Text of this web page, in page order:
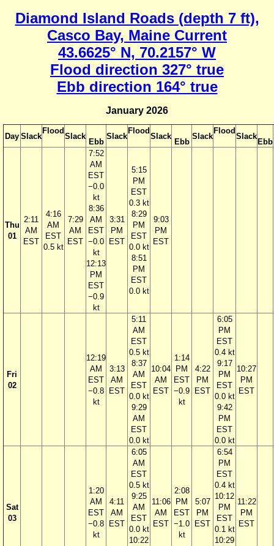
Diamond Island Roads (depth 7 ft),
Casco Bay, Maine Current
43.6625° N, 70.2157° W
Flood direction 327° true
Ebb direction 164° true
January 2026
Day Slack
Flood
Slack
Ebb
Slack
Flood
Slack
Ebb
Slack
Flood
Slack
Ebb
Thu
01
2:11
AM
EST
4:16
AM
EST
0.5 kt
7:29
AM
EST
7:52
AM
EST
−0.0
kt
8:36
AM
EST
−0.0
kt
12:13
PM
EST
−0.9
kt
3:31
PM
EST
5:15
PM
EST
0.3 kt
8:29
PM
EST
0.0 kt
8:51
PM
EST
0.0 kt
9:03
PM
EST
Fri
02
12:19
AM
EST
−0.8
kt
3:13
AM
EST
5:11
AM
EST
0.5 kt
8:37
AM
EST
0.0 kt
9:29
AM
EST
0.0 kt
10:04
AM
EST
1:14
PM
EST
−0.9
kt
4:22
PM
EST
6:05
PM
EST
0.4 kt
9:17
PM
EST
0.0 kt
9:42
PM
EST
0.0 kt
10:27
PM
EST
Sat
03
1:20
AM
EST
−0.8
kt
4:11
AM
EST
6:05
AM
EST
0.5 kt
9:25
AM
EST
0.0 kt
10:22
11:06
AM
EST
2:08
PM
EST
−1.0
kt
5:07
PM
EST
6:54
PM
EST
0.4 kt
10:12
PM
EST
0.1 kt
10:29
11:22
PM
EST